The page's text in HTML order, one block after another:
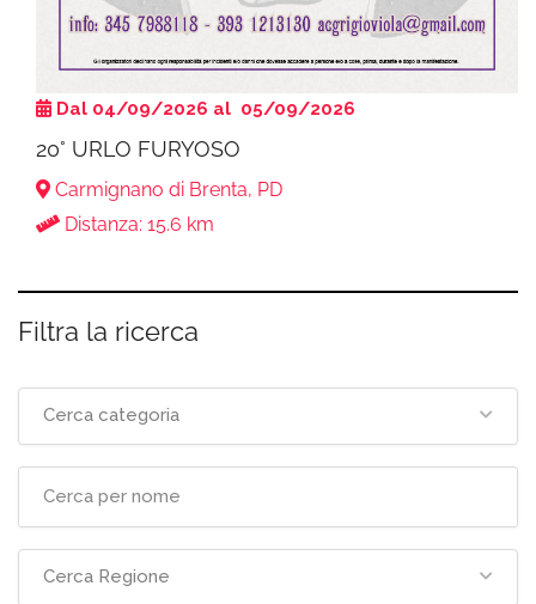
Dal 04/09/2026 al 05/09/2026
20° URLO FURYOSO
Carmignano di Brenta, PD
Distanza: 15.6 km
Filtra la ricerca
Cerca categoria
Cerca Regione